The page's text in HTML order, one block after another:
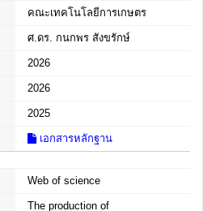
คณะเทคโนโลยีการเกษตร
ศ.ดร. กนกพร สังขรักษ์
2026
2026
2025
เอกสารหลักฐาน
Web of science
The production of